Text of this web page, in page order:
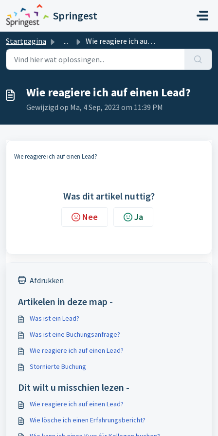
Doorgaan naar hoofdinhoud
Springest
Startpagina ... Wie reagiere ich auf einen Lead?
Wie reagiere ich auf einen Lead?
Gewijzigd op Ma, 4 Sep, 2023 om 11:39 PM
Wie reagiere ich auf einen Lead?
Was dit artikel nuttig?
Nee Ja
Afdrukken
Artikelen in deze map -
Was ist ein Lead?
Was ist eine Buchungsanfrage?
Wie reagiere ich auf einen Lead?
Stornierte Buchung
Dit wilt u misschien lezen -
Wie reagiere ich auf einen Lead?
Wie lösche ich einen Erfahrungsbericht?